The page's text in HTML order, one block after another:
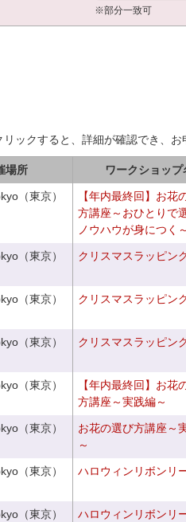
※部分一致可
ックすると、詳細が確認でき、お
場所 ワークショップ
（東京）
【年内最終回】お花
方講座～おひとりで
ノウハウが身につく～
（東京） クリスマスラッピン
（東京） クリスマスラッピン
（東京） クリスマスラッピン
（東京）
【年内最終回】お花
方講座～実践編～
（東京）
お花の選び方講座～
～
（東京） ハロウィンリボンリ
（東京） ハロウィンリボンリ